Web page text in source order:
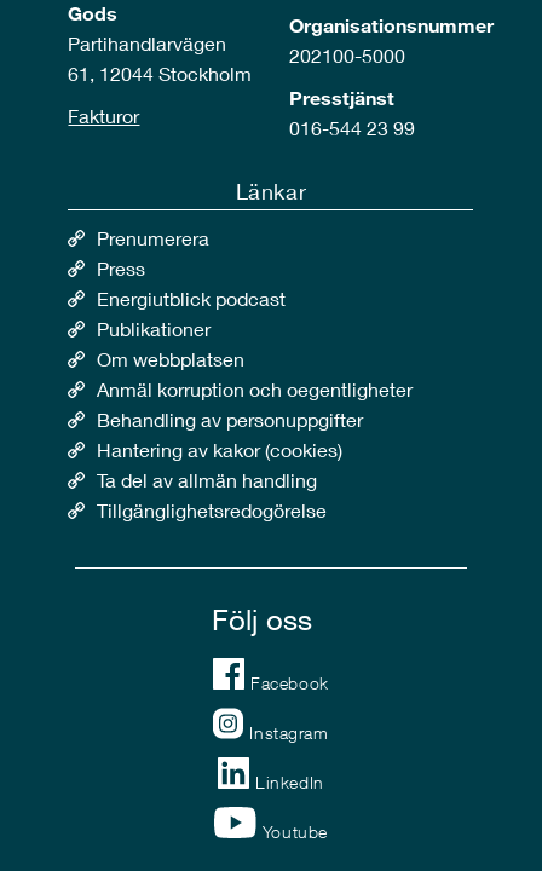
Gods
Partihandlarvägen
61, 12044 Stockholm
Fakturor
Organisationsnummer
202100-5000
Presstjänst
016-544 23 99
Länkar
Prenumerera
Press
Energiutblick podcast
Publikationer
Om webbplatsen
Anmäl korruption och oegentligheter
Behandling av personuppgifter
Hantering av kakor (cookies)
Ta del av allmän handling
Tillgänglighetsredogörelse
Följ oss
Facebook
Instagram
LinkedIn
Youtube